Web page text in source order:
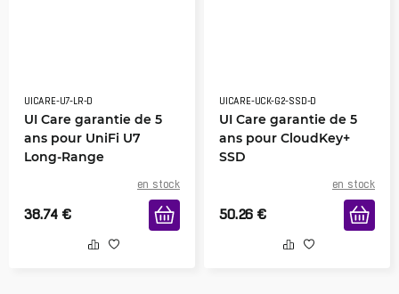
UICARE-U7-LR-D
UI Care garantie de 5
ans pour UniFi U7
Long-Range
en stock
38.74 €
UICARE-UCK-G2-SSD-D
UI Care garantie de 5
ans pour CloudKey+
SSD
en stock
50.26 €